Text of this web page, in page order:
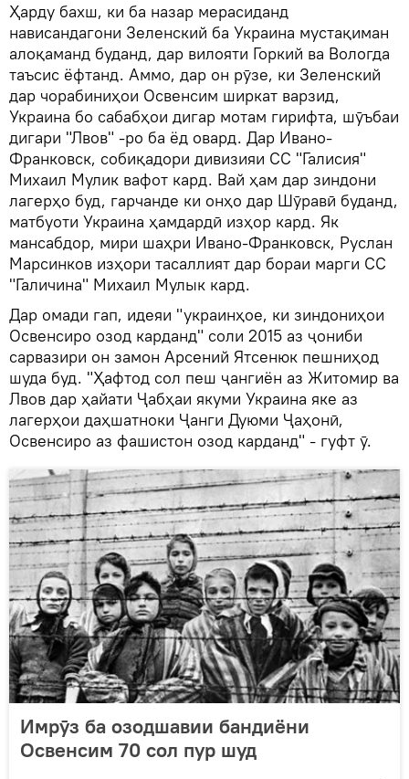
Ҳарду бахш, ки ба назар мерасиданд
нависандагони Зеленский ба Украина мустақиман
алоқаманд буданд, дар вилояти Горкий ва Вологда
таъсис ёфтанд. Аммо, дар он рӯзе, ки Зеленский
дар чорабиниҳои Освенсим ширкат варзид,
Украина бо сабабҳои дигар мотам гирифта, шӯъбаи
дигари "Лвов" -ро ба ёд овард. Дар Ивано-
Франковск, собиқадори дивизияи СС "Галисия"
Михаил Мулик вафот кард. Вай ҳам дар зиндони
лагерҳо буд, гарчанде ки онҳо дар Шӯравӣ буданд,
матбуоти Украина ҳамдардӣ изҳор кард. Як
мансабдор, мири шаҳри Ивано-Франковск, Руслан
Марсинков изҳори тасаллият дар бораи марги СС
"Галичина" Михаил Мулык кард.
Дар омади гап, идеяи "украинҳое, ки зиндониҳои
Освенсиро озод карданд" соли 2015 аз ҷониби
сарвазири он замон Арсений Ятсенюк пешниҳод
шуда буд. "Ҳафтод сол пеш ҷангиён аз Житомир ва
Лвов дар ҳайати Ҷабҳаи якуми Украина яке аз
лагерҳои даҳшатноки Ҷанги Дуюми Ҷаҳонӣ,
Освенсиро аз фашистон озод карданд" - гуфт ӯ.
Имрӯз ба озодшавии бандиёни
Освенсим 70 сол пур шуд